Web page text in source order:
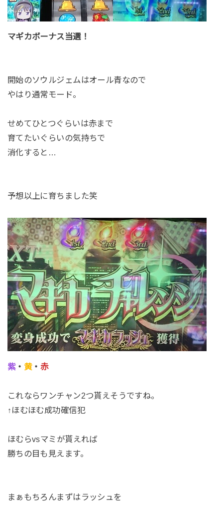
マギカボーナス当選！
開始のソウルジェムはオール青なので
やはり通常モード。
せめてひとつぐらいは赤まで
育てたいぐらいの気持ちで
消化すると…
予想以上に育ちました笑
紫・ 黄・ 赤
これならワンチャン2つ貰えそうですね。
↑ほむほむ成功確信犯
ほむらvsマミが貰えれば
勝ちの目も見えます。
まぁもちろんまずはラッシュを